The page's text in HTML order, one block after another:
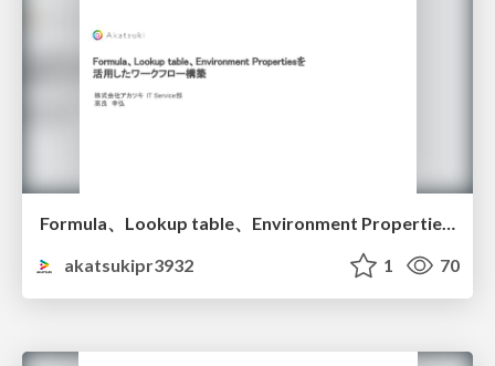
Formula、Lookup table、Environment Propertiesを活用したワークフロー構築
akatsukipr3932
1 70